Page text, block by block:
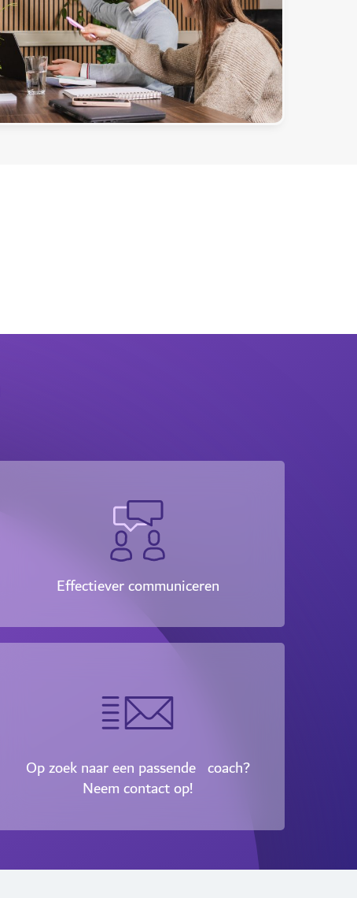
Effectiever communiceren
Op zoek naar een passende coach?
Neem contact op!